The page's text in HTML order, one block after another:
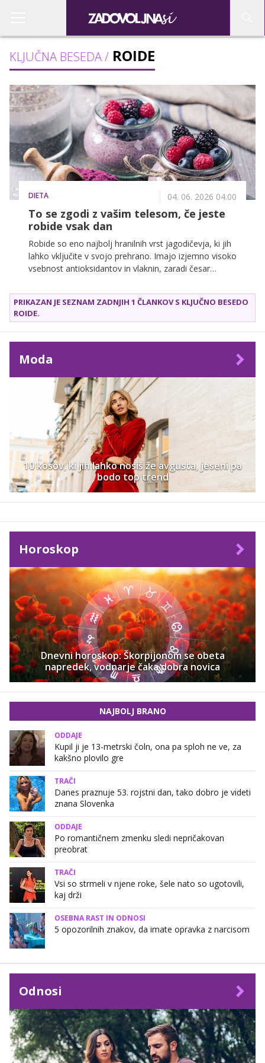
KLJUČNA BESEDA / ROIDE
DIETA 04. 06. 2026 04.00
To se zgodi z vašim telesom, če jeste
robide vsak dan
Robide so eno najbolj hranilnih vrst jagodičevja, ki jih
lahko vključite v svojo prehrano. Imajo izjemno visoko
vsebnost antioksidantov in vlaknin, zaradi česar
posebej koristne pa so za ženske, saj podpirajo
zdravje kosti, hormonsko ravnovesje in zdravo kožo.
PRIKAZAN JE SEZNAM ZADNJIH 1 ČLANKOV S KLJUČNO BESEDO
ROIDE.
Moda
10 kosov, ki jih lahko nosiš že avgusta, jeseni pa
bodo top trend
Horoskop
Dnevni horoskop: Škorpijonom se obeta
napredek, vodnarje čaka dobra novica
NAJBOLJ BRANO
ODDAJE
Kupil ji je 13-metrski čoln, ona pa sploh ne ve, za
kakšno plovilo gre
TRAČI
Danes praznuje 53. rojstni dan, tako dobro je videti
znana Slovenka
ODDAJE
Po romantičnem zmenku sledi nepričakovan
preobrat
TRAČI
Vsi so strmeli v njene roke, šele nato so ugotovili,
kaj drži
OSEBNA RAST IN ODNOSI
5 opozorilnih znakov, da imate opravka z narcisom
Odnosi